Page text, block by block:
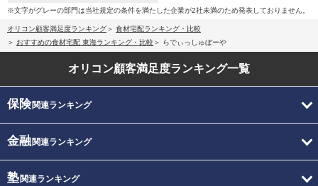
※文字がグレーの部門は当社規定の条件を満たした企業が2社未満のため発表しておりません。
オリコン顧客満足度ランキング
食材宅配ランキング・比較
おすすめの食材宅配 東海ランキング・比較
らでぃっしゅぼーや
オリコン顧客満足度ランキング一覧
保険関連ランキング
金融関連ランキング
塾関連ランキング